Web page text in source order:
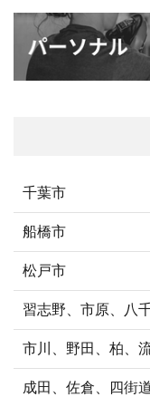
千葉市
船橋市
松戸市
習志野、市原、八
市川、野田、柏、
成田、佐倉、四街